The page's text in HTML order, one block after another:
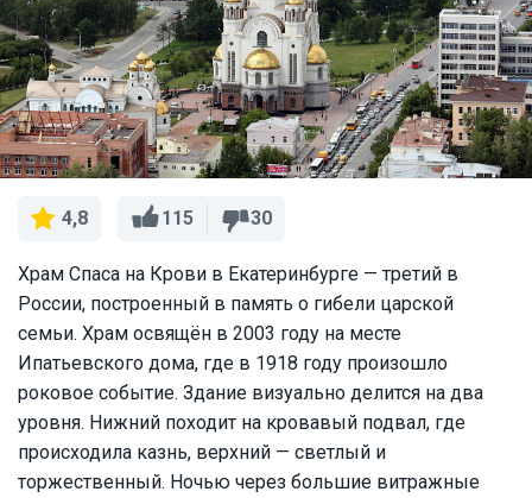
4,8 115 30
Храм Спаса на Крови в Екатеринбурге — третий в
России, построенный в память о гибели царской
семьи. Храм освящён в 2003 году на месте
Ипатьевского дома, где в 1918 году произошло
роковое событие. Здание визуально делится на два
уровня. Нижний походит на кровавый подвал, где
происходила казнь, верхний — светлый и
торжественный. Ночью через большие витражные